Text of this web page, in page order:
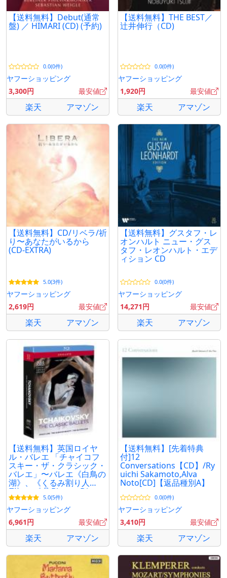
【送料無料】Debut(通常
盤) ／ HIMARI (CD) (予約)
0.0(0件)
ヤフーショッピング
3,300円
最安値
楽天 アマゾン
【送料無料】THE BEST／
辻井伸行（CD)
0.0(0件)
ヤフーショッピング
1,920円
最安値
楽天 アマゾン
【送料無料】CD/リベラ/祈
り〜あなたがいるから
(CD-EXTRA)
5.0(3件)
ヤフーショッピング
2,619円
最安値
楽天 アマゾン
【送料無料】グスタフ・レ
オンハルト ニュー・グス
タフ・レオンハルト・エデ
ィション CD
0.0(0件)
ヤフーショッピング
14,271円
最安値
楽天 アマゾン
【送料無料】英国ロイヤ
ル・バレエ 「チャイコフ
スキー・ザ・クラシック・
バレエ」〜バレエ《白鳥の
湖》、《くるみ割り人
形》、《眠 Blu-ray Disc
5.0(5件)
ヤフーショッピング
6,961円
最安値
楽天 アマゾン
【送料無料】[先着特典
付]12
Conversations【CD】/Ry
uichi Sakamoto,Alva
Noto[CD]【返品種別A】
0.0(0件)
ヤフーショッピング
3,410円
最安値
楽天 アマゾン